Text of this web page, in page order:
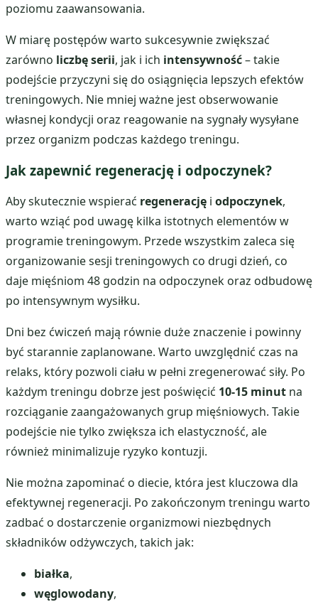
poziomu zaawansowania.
W miarę postępów warto sukcesywnie zwiększać
zarówno liczbę serii, jak i ich intensywność– takie
podejście przyczyni się do osiągnięcia lepszych efektów
treningowych. Nie mniej ważne jest obserwowanie
własnej kondycji oraz reagowanie na sygnały wysyłane
przez organizm podczas każdego treningu.
Jak zapewnić regenerację i odpoczynek?
Aby skutecznie wspierać regenerację i odpoczynek,
warto wziąć pod uwagę kilka istotnych elementów w
programie treningowym. Przede wszystkim zaleca się
organizowanie sesji treningowych co drugi dzień, co
daje mięśniom 48 godzin na odpoczynek oraz odbudowę
po intensywnym wysiłku.
Dni bez ćwiczeń mają równie duże znaczenie i powinny
być starannie zaplanowane. Warto uwzględnić czas na
relaks, który pozwoli ciału w pełni zregenerować siły. Po
każdym treningu dobrze jest poświęcić 10-15 minut na
rozciąganie zaangażowanych grup mięśniowych. Takie
podejście nie tylko zwiększa ich elastyczność, ale
również minimalizuje ryzyko kontuzji.
Nie można zapominać o diecie, która jest kluczowa dla
efektywnej regeneracji. Po zakończonym treningu warto
zadbać o dostarczenie organizmowi niezbędnych
składników odżywczych, takich jak:
białka,
węglowodany,